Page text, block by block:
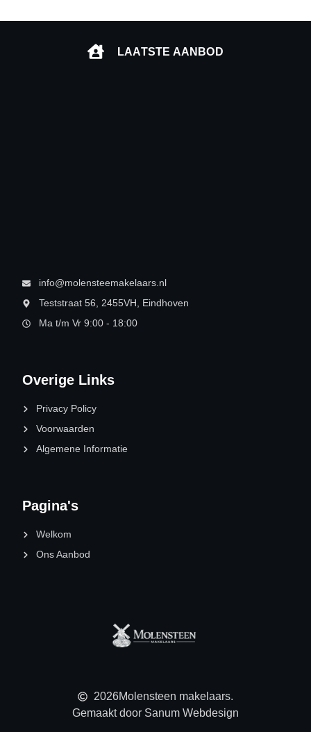
LAATSTE AANBOD
2026Molensteen makelaars.
Gemaakt door Sanum Webdesign
Pagina's
Welkom
Ons Aanbod
Overige Links
Privacy Policy
Voorwaarden
Algemene Informatie
info@molensteemakelaars.nl
Teststraat 56, 2455VH, Eindhoven
Ma t/m Vr 9:00 - 18:00